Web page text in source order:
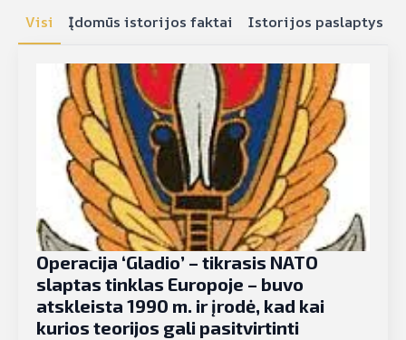
Visi Įdomūs istorijos faktai Istorijos paslaptys
Operacija ‘Gladio’ – tikrasis NATO
slaptas tinklas Europoje – buvo
atskleista 1990 m. ir įrodė, kad kai
kurios teorijos gali pasitvirtinti